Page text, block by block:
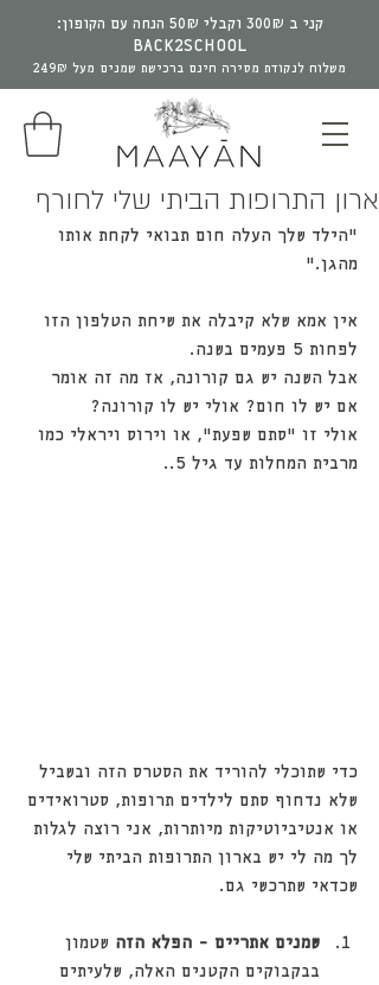
קני ב 300₪ וקבלי 50₪ הנחה עם הקופון:
BACK2SCHOOL
משלוח לנקודת מסירה חינם ברכישת שמנים מעל 249₪
ארון התרופות הביתי שלי לחורף
מעין רוגק ווסטלר
זמן קריאה 2 דקות
"הילד שלך העלה חום תבואי לקחת אותו
מהגן."
אין אמא שלא קיבלה את שיחת הטלפון הזו
לפחות 5 פעמים בשנה.
אבל השנה יש גם קורונה, אז מה זה אומר
אם יש לו חום? אולי יש לו קורונה?
אולי זו "סתם שפעת", או וירוס ויראלי כמו
מרבית המחלות עד גיל 5..
כדי שתוכלי להוריד את הסטרס הזה ובשביל
שלא נדחוף סתם לילדים תרופות, סטרואידים
או אנטיביוטיקות מיותרות, אני רוצה לגלות
לך מה לי יש בארון התרופות הביתי שלי
שכדאי שתרכשי גם.
שמנים אתריים - הפלא הזה שטמון
בבקבוקים הקטנים האלה, שלעיתים